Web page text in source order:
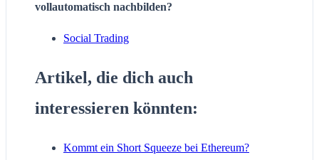
vollautomatisch nachbilden?
Social Trading
Artikel, die dich auch
interessieren könnten:
Kommt ein Short Squeeze bei Ethereum?